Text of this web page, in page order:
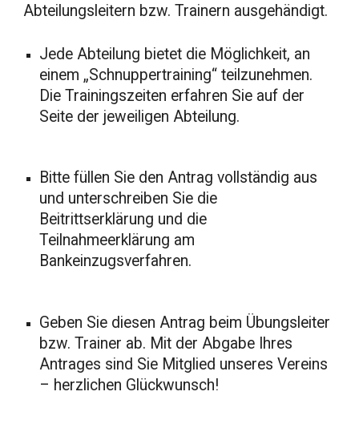
Abteilungsleitern bzw. Trainern ausgehändigt.
Jede Abteilung bietet die Möglichkeit, an
einem „Schnuppertraining“ teilzunehmen.
Die Trainingszeiten erfahren Sie auf der
Seite der jeweiligen Abteilung.
Bitte füllen Sie den Antrag vollständig aus
und unterschreiben Sie die
Beitrittserklärung und die
Teilnahmeerklärung am
Bankeinzugsverfahren.
Geben Sie diesen Antrag beim Übungsleiter
bzw. Trainer ab. Mit der Abgabe Ihres
Antrages sind Sie Mitglied unseres Vereins
– herzlichen Glückwunsch!